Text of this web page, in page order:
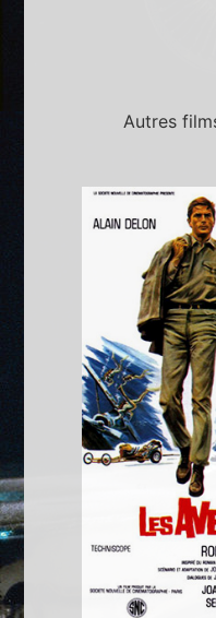
Autres